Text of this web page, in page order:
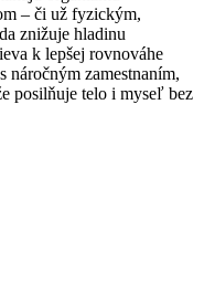
– či už fyzickým,
znižuje hladinu
k lepšej rovnováhe
náročným zamestnaním,
posilňuje telo i myseľ bez